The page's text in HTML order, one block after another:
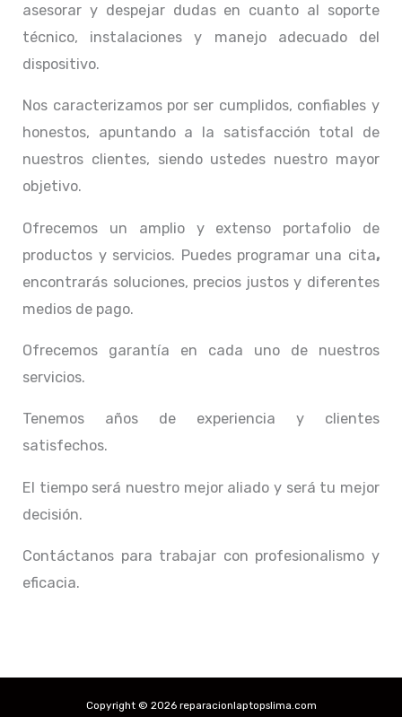
asesorar y despejar dudas en cuanto al soporte
técnico, instalaciones y manejo adecuado del
dispositivo.
Nos caracterizamos por ser cumplidos, confiables y
honestos, apuntando a la satisfacción total de
nuestros clientes, siendo ustedes nuestro mayor
objetivo.
Ofrecemos un amplio y extenso portafolio de
productos y servicios. Puedes programar una cita,
encontrarás soluciones, precios justos y diferentes
medios de pago.
Ofrecemos garantía en cada uno de nuestros
servicios.
Tenemos años de experiencia y clientes
satisfechos.
El tiempo será nuestro mejor aliado y será tu mejor
decisión.
Contáctanos para trabajar con profesionalismo y
eficacia.
Copyright © 2026 reparacionlaptopslima.com